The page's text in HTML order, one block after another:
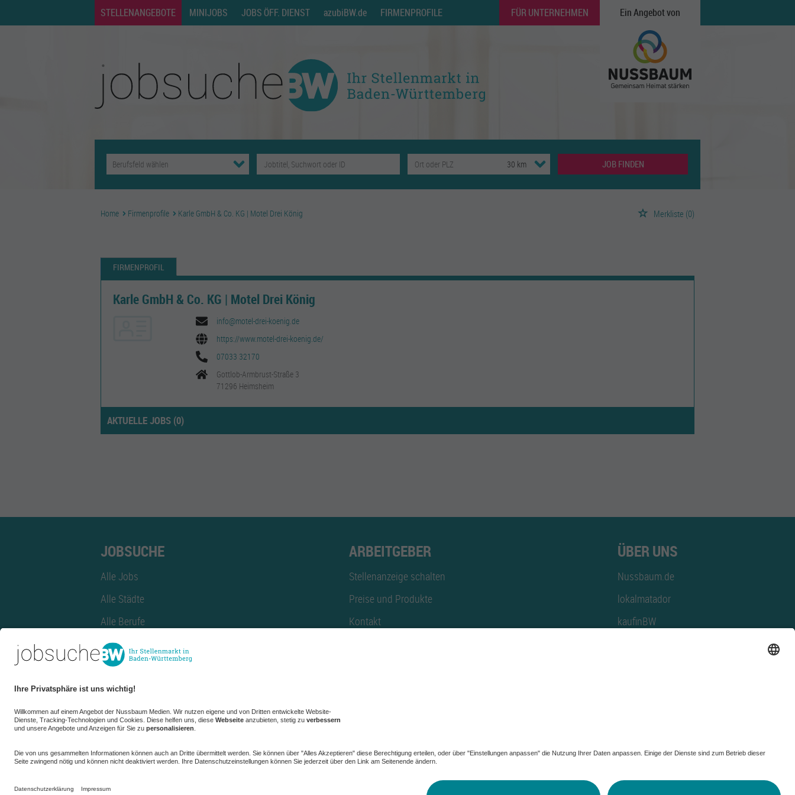
STELLENANGEBOTE MINIJOBS JOBS ÖFF. DIENST azubiBW.de FIRMENPROFILE FÜR UNTERNEHMEN Ein Angebot von
JOB FINDEN
Home Firmenprofile Karle GmbH & Co. KG | Motel Drei König Merkliste (0)
FIRMENPROFIL
Karle GmbH & Co. KG | Motel Drei König
info@motel-drei-koenig.de
https://www.motel-drei-koenig.de/
07033 32170
Gottlob-Armbrust-Straße 3
71296 Heimsheim
AKTUELLE JOBS (0)
JOBSUCHE
Alle Jobs
Alle Städte
Alle Berufe
Alle Berufe nach Stadt
Alle Tätigkeitsbereiche
Alle Tätigkeitsbereiche nach Stadt
azubiBW.de
Minijobs
Firmenprofil
ARBEITGEBER
Stellenanzeige schalten
Preise und Produkte
Kontakt
ÜBER UNS
Nussbaum.de
lokalmatador
kaufinBW